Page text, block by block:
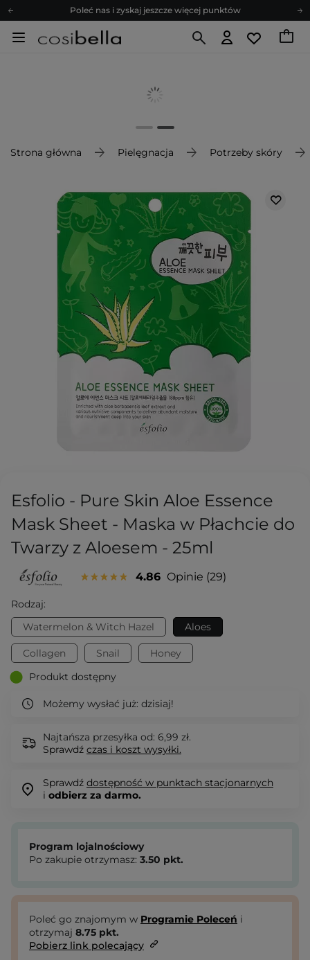
Poleć nas i zyskaj jeszcze więcej punktów
Zapisz się na newsletter pełen porad
Poleć nas i zyskaj jeszcze więcej punktów
Strona główna Pielęgnacja Potrzeby skóry
Esfolio - Pure Skin Aloe Essence
Mask Sheet - Maska w Płachcie do
Twarzy z Aloesem - 25ml
4.86 Opinie 29
Rodzaj:
Watermelon & Witch Hazel
Aloes
Collagen Snail
Honey
Produkt dostępny
Możemy wysłać już: dzisiaj!
Najtańsza przesyłka od: 6,99 zł.
Sprawdź czas i koszt wysyłki.
Sprawdź dostępność w punktach stacjonarnych
i odbierz za darmo.
Program lojalnościowy
Po zakupie otrzymasz: 3.50 pkt.
Poleć go znajomym w Programie Poleceń i
otrzymaj 8.75 pkt.
Pobierz link polecający